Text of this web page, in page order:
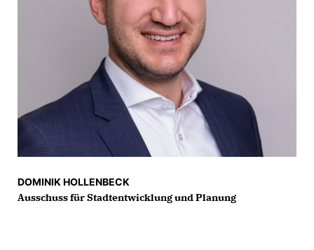
DOMINIK HOLLENBECK
Ausschuss für Stadtentwicklung und Planung